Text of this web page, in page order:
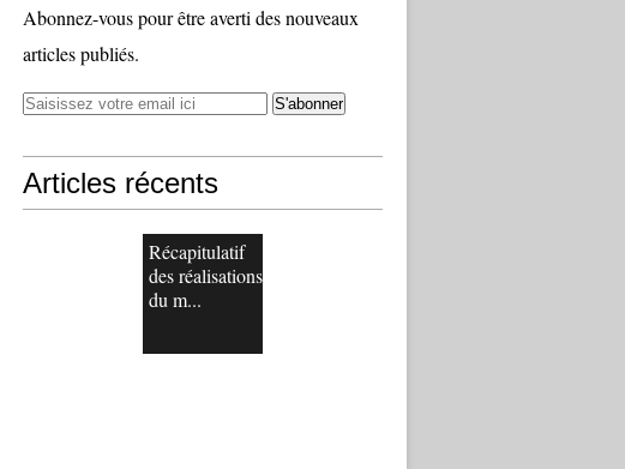
Abonnez-vous pour être averti des nouveaux
articles publiés.
Articles récents
Récapitulatif
des réalisations
du m...